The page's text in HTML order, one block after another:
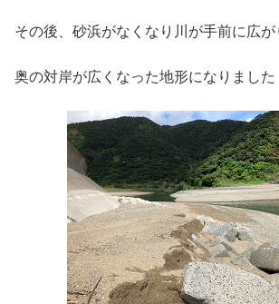
その後、砂浜がなくなり川が手前に広が
奥の対岸が広くなった地形になりました